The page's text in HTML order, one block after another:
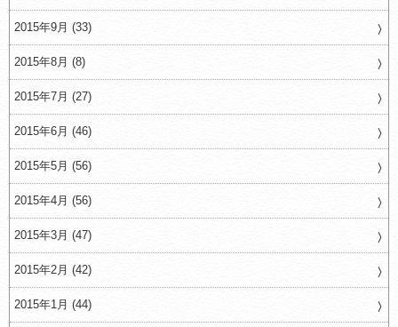
2015年9月 (33)
2015年8月 (8)
2015年7月 (27)
2015年6月 (46)
2015年5月 (56)
2015年4月 (56)
2015年3月 (47)
2015年2月 (42)
2015年1月 (44)